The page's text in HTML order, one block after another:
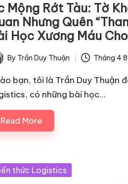
Mộng Rớt Tàu: Tờ
Nhưng Quên
Học Xương Máu
By Trần Duy Thuận Tháng 4
bạn, tôi là Trần Duy Thuận
có những bài học…
Read More
thức Logistics